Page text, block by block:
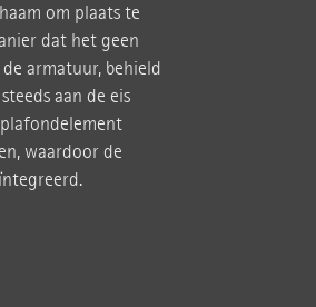
om plaats te
dat het geen
armatuur, behield
aan de eis
waardoor de